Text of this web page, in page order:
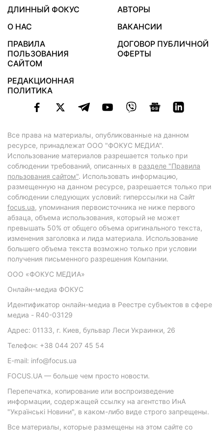
ДЛИННЫЙ ФОКУС
АВТОРЫ
О НАС
ВАКАНСИИ
ПРАВИЛА
ПОЛЬЗОВАНИЯ
САЙТОМ
ДОГОВОР ПУБЛИЧНОЙ
ОФЕРТЫ
РЕДАКЦИОННАЯ
ПОЛИТИКА
Все права на материалы, опубликованные на данном
ресурсе, принадлежат ООО "ФОКУС МЕДИА".
Использование материалов разрешается только при
соблюдении требований, описанных в разделе "Правила
пользования сайтом". Использовать информацию,
размещенную на данном ресурсе, разрешается только при
соблюдении следующих условий: гиперссылки на Сайт
focus.ua, упоминания первоисточника не ниже первого
абзаца, объема использования, который не может
превышать 50% от общего объема оригинального текста,
изменения заголовка и лида материала. Использование
большего объема текста возможно только при условии
получения письменного разрешения Компании.
ООО «ФОКУС МЕДИА»
Онлайн-медиа ФОКУС
Идентификатор онлайн-медиа в Реестре субъектов в сфере
медиа - R40-03129
Адрес: 01133, г. Киев, бульвар Леси Украинки, 26
Телефон: +38 044 207 45 54
E-mail: info@focus.ua
FOCUS.UA — больше чем просто новости.
Перепечатка, копирование или воспроизведение
информации, содержащей ссылку на агентство ИнА
"Українські Новини", в каком-либо виде строго запрещены.
Все материалы, которые размещены на этом сайте со